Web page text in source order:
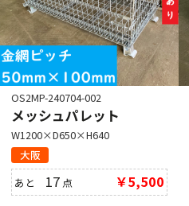
OS2MP-240704-002
メッシュパレット
W1200×D650×H640
大阪
あと 17 点 ￥5,500